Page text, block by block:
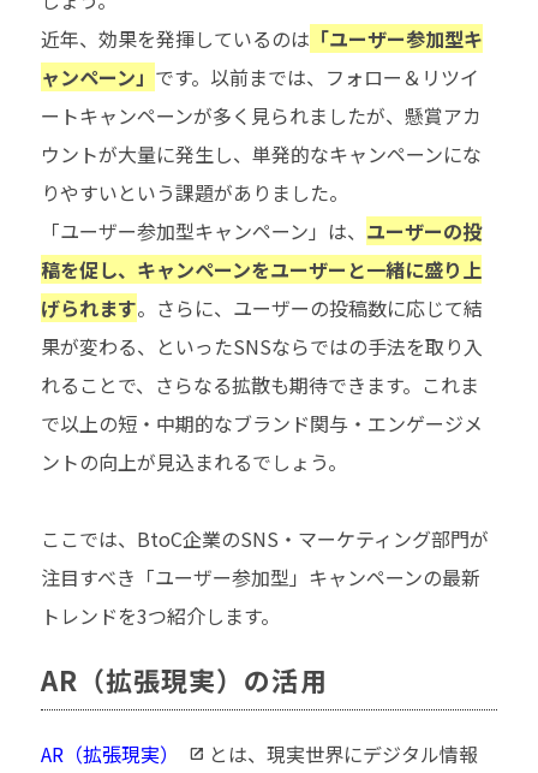
近年、効果を発揮しているのは 「ユーザー参加型キ
ャンペーン」 です。以前までは、フォロー＆リツイ
ートキャンペーンが多く見られましたが、懸賞アカ
ウントが大量に発生し、単発的なキャンペーンにな
りやすいという課題がありました。
「ユーザー参加型キャンペーン」は、 ユーザーの投
稿を促し、キャンペーンをユーザーと一緒に盛り上
げられます。さらに、ユーザーの投稿数に応じて結
果が変わる、といったSNSならではの手法を取り入
れることで、さらなる拡散も期待できます。これま
で以上の短・中期的なブランド関与・エンゲージメ
ントの向上が見込まれるでしょう。
ここでは、BtoC企業のSNS・マーケティング部門が
注目すべき「ユーザー参加型」キャンペーンの最新
トレンドを3つ紹介します。
AR（拡張現実）の活用
AR（拡張現実）
とは、現実世界にデジタル情報